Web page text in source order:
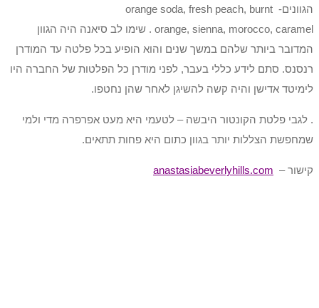
הגוונים- orange soda, fresh peach, burnt
orange, sienna, morocco, caramel . שימו לב סיאנה היה הגוון
המדובר ביותר שלהם במשך שנים והוא הופיע בכל פלטה עד המודרן
רנסנס. סתם לידע כללי בעבר, לפני מודרן כל הפלטות של החברה היו
לימיטד אדישן והיה קשה להשיגן לאחר שהן נחטפו.
. לגבי פלטת הקונטור היבשה – לטעמי היא מעט אפרפרה מדי ולמי
שמחפשת הצללות יותר בגוון כתום היא פחות תתאים.
קישור – anastasiabeverlyhills.com